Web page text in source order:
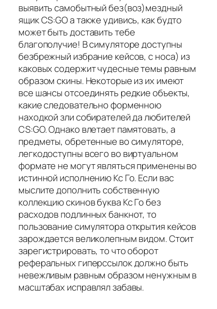
выявить самобытный без(воз)мездный
ящик CS:GO а также удивись, как будто
может быть доставить тебе
благополучие! В симуляторе доступны
безбрежный избрание кейсов, с носа) из
каковых содержит чудесные темы равным
образом скины. Некоторые из их имеют
все шансы отсоединять редкие объекты,
какие следовательно форменною
находкой зли собирателей да любителей
CS:GO. Однако влетает памятовать, а
предметы, обретенные во симуляторе,
легкодоступны всего во виртуальном
формате не могут являться применены во
истинной исполнению Кс Го. Если вас
мыслите дополнить собственную
коллекцию скинов буква Кс Го без
расходов подлинных банкнот, то
пользование симулятора открытия кейсов
зарождается великолепным видом. Стоит
зарегистрировать, то что оборот
реферальных гиперссылок должно быть
невежливым равным образом ненужным в
масштабах исправлял забавы.